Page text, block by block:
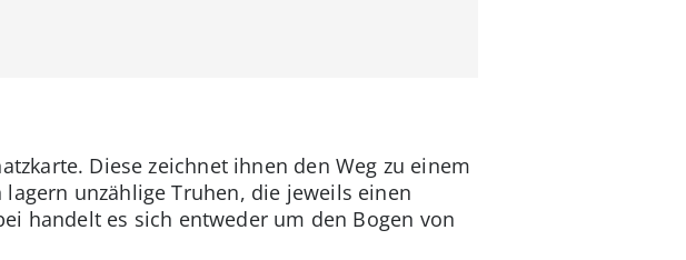
Diese zeichnet ihnen den Weg zu einem
unzählige Truhen, die jeweils einen
handelt es sich entweder um den Bogen von